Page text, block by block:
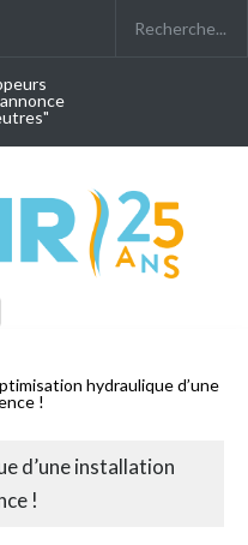
hydraulique d’une
!
d’une installation
!